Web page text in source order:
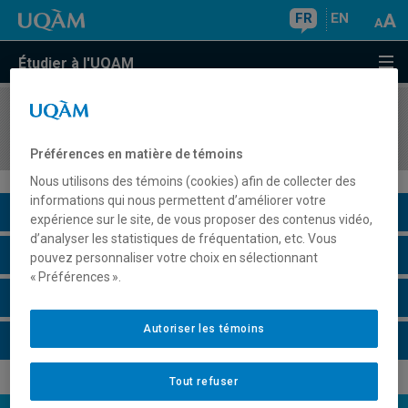
FR EN
Étudier à l'UQAM
COURS//
Description du cours
Horaire - Été 2026
Préférences en matière de témoins
Nous utilisons des témoins (cookies) afin de collecter des
informations qui nous permettent d’améliorer votre
expérience sur le site, de vous proposer des contenus vidéo,
d’analyser les statistiques de fréquentation, etc. Vous
pouvez personnaliser votre choix en sélectionnant
« Préférences ».
Tout refuser
Autoriser les témoins